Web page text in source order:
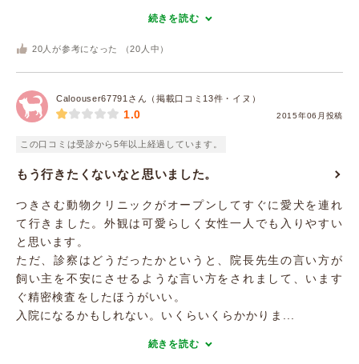
続きを読む
20 人が参考になった （20 人中）
Caloouser67791さん（掲載口コミ13件・イヌ）
2015年06月投稿
1.0
この口コミは受診から5年以上経過しています。
もう行きたくないなと思いました。
つきさむ動物クリニックがオープンしてすぐに愛犬を連れ
て行きました。外観は可愛らしく女性一人でも入りやすい
と思います。
ただ、診察はどうだったかというと、院長先生の言い方が
飼い主を不安にさせるような言い方をされまして、います
ぐ精密検査をしたほうがいい。
入院になるかもしれない。いくらいくらかかりま...
続きを読む